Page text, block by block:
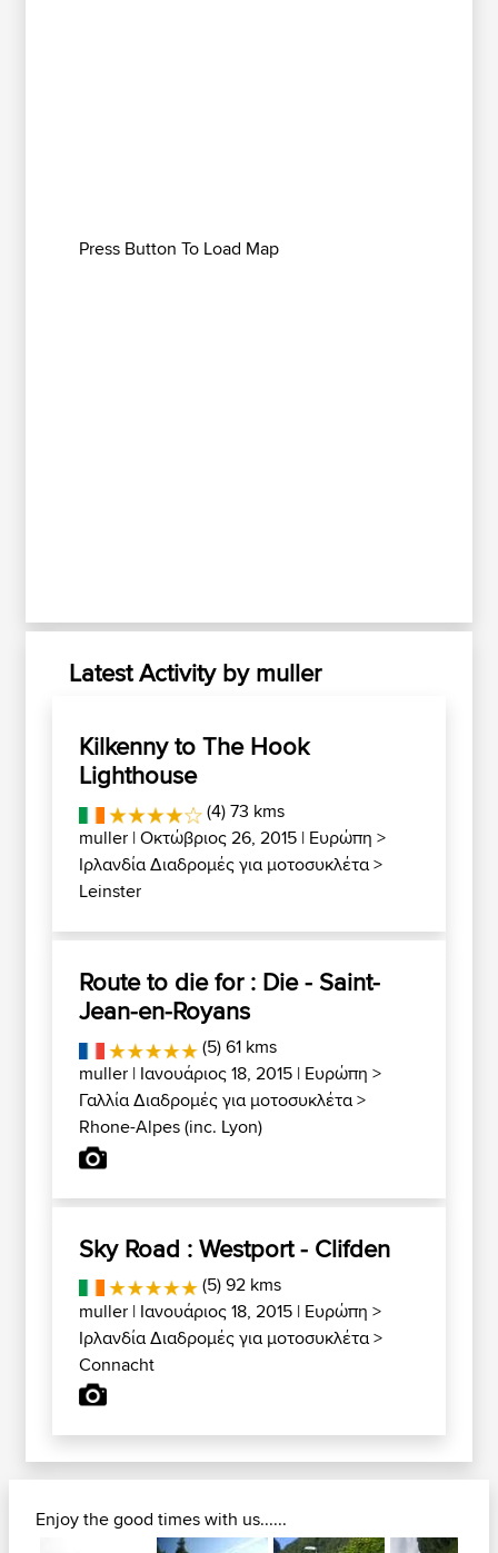
Press Button To Load Map
Latest Activity by muller
Kilkenny to The Hook
Lighthouse
(4) 73 kms
muller | Οκτώβριος 26, 2015 | Ευρώπη >
Ιρλανδία Διαδρομές για μοτοσυκλέτα>
Leinster
Route to die for : Die - Saint-
Jean-en-Royans
(5) 61 kms
muller | Ιανουάριος 18, 2015 | Ευρώπη >
Γαλλία Διαδρομές για μοτοσυκλέτα>
Rhone-Alpes (inc. Lyon)
Sky Road : Westport - Clifden
(5) 92 kms
muller | Ιανουάριος 18, 2015 | Ευρώπη >
Ιρλανδία Διαδρομές για μοτοσυκλέτα>
Connacht
Enjoy the good times with us......